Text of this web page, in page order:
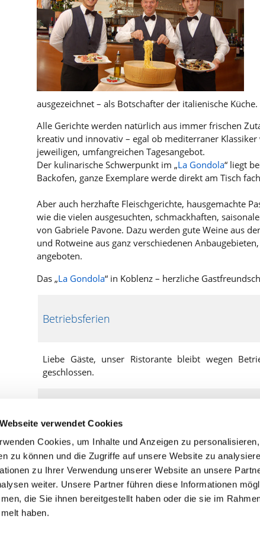
verwendet Cookies
Cookies, um Inhalte und Anzeigen zu
zu können und die Zugriffe auf unsere Website zu
zu Ihrer Verwendung unserer Website an unsere
weiter. Unsere Partner führen diese Informationen
die Sie ihnen bereitgestellt haben oder die sie im
haben.
ausgezeichnet – als Botschafter der italienische Küche.
Alle Gerichte werden natürlich aus immer frischen
kreativ und innovativ – egal ob mediterraner
jeweiligen, umfangreichen Tagesangebot.
Der kulinarische Schwerpunkt im „La Gondola“ liegt
Backofen, ganze Exemplare werde direkt am Tisch
Aber auch herzhafte Fleischgerichte, hausgemachte
wie die vielen ausgesuchten, schmackhaften,
von Gabriele Pavone. Dazu werden gute Weine aus
und Rotweine aus ganz verschiedenen
angeboten.
Das „La Gondola“ in Koblenz – herzliche
Betriebsferien
Liebe Gäste, unser Ristorante bleibt wegen
geschlossen.
Wir freuen uns über Ihren Besuch auf unserer
in unserem Ristorante begrüßen zu dürfen.